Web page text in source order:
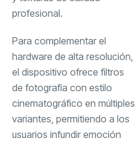
profesional.
Para complementar el
hardware de alta resolución,
el dispositivo ofrece filtros
de fotografía con estilo
cinematográfico en múltiples
variantes, permitiendo a los
usuarios infundir emoción